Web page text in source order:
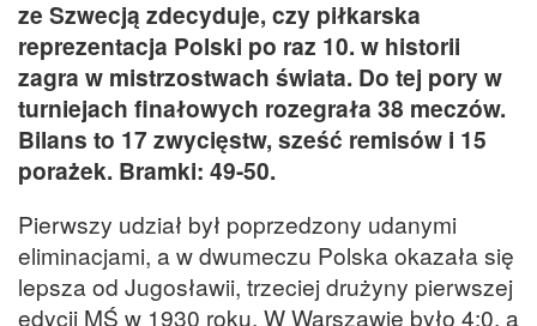
ze Szwecją zdecyduje, czy piłkarska
reprezentacja Polski po raz 10. w historii
zagra w mistrzostwach świata. Do tej pory w
turniejach finałowych rozegrała 38 meczów.
Bilans to 17 zwycięstw, sześć remisów i 15
porażek. Bramki: 49-50.
Pierwszy udział był poprzedzony udanymi
eliminacjami, a w dwumeczu Polska okazała się
lepsza od Jugosławii, trzeciej drużyny pierwszej
edycji MŚ w 1930 roku. W Warszawie było 4:0, a